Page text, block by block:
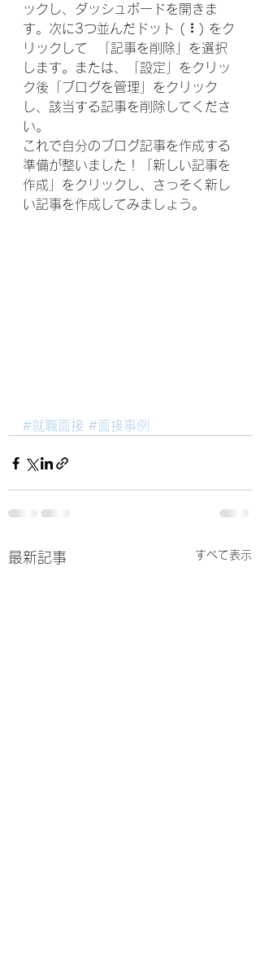
ックし、ダッシュボードを開きま
す。次に3つ並んだドット ( ⠇) をク
リックして  「記事を削除」を選択
します。または、「設定」をクリッ
ク後「ブログを管理」をクリック
し、該当する記事を削除してくださ
い。
これで自分のブログ記事を作成する
準備が整いました！「新しい記事を
作成」をクリックし、さっそく新し
い記事を作成してみましょう。
#就職面接 #面接事例
最新記事 すべて表示